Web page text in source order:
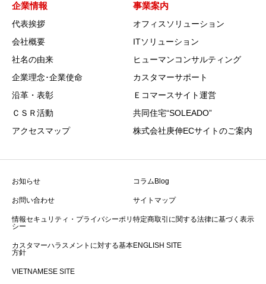
企業情報
代表挨拶
会社概要
社名の由来
企業理念･企業使命
沿革・表彰
ＣＳＲ活動
アクセスマップ
事業案内
オフィスソリューション
ITソリューション
ヒューマンコンサルティング
カスタマーサポート
Ｅコマースサイト運営
共同住宅“SOLEADO”
株式会社庚伸ECサイトのご案内
お知らせ コラムBlog
お問い合わせ サイトマップ
情報セキュリティ・プライバシーポリ
シー
特定商取引に関する法律に基づく表示
カスタマーハラスメントに対する基本
方針
ENGLISH SITE
VIETNAMESE SITE